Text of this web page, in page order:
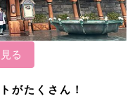
る
がたくさん！